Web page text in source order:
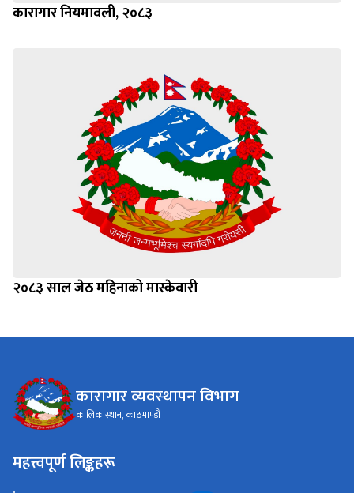
कारागार नियमावली, २०८३
२०८३ साल जेठ महिनाको मास्केवारी
कारागार व्यवस्थापन विभाग
कालिकास्थान, काठमाण्डौ
महत्त्वपूर्ण लिङ्कहरू